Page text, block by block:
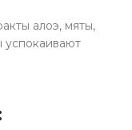
алоэ, мяты,
успокаивают